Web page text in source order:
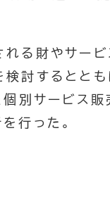
れる財やサー
討するととも
個別サービス
行った。